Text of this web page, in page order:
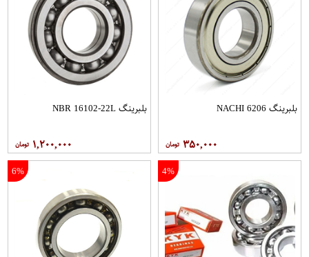
بلبرینگ 6206 NACHI
۳۵۰,۰۰۰
بلبرینگ NBR 16102-22L
۱,۲۰۰,۰۰۰
4%
6%